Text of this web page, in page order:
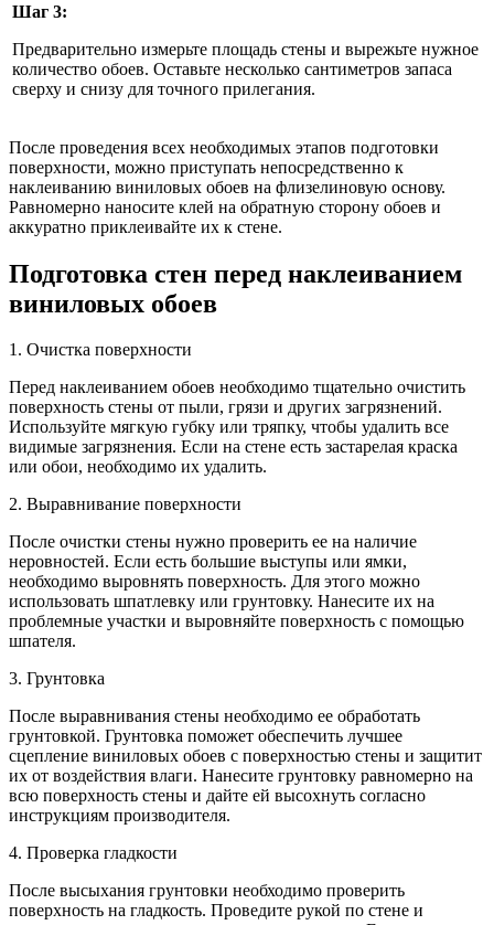
Шаг 3:
Предварительно измерьте площадь стены и вырежьте нужное
количество обоев. Оставьте несколько сантиметров запаса
сверху и снизу для точного прилегания.
После проведения всех необходимых этапов подготовки
поверхности, можно приступать непосредственно к
наклеиванию виниловых обоев на флизелиновую основу.
Равномерно наносите клей на обратную сторону обоев и
аккуратно приклеивайте их к стене.
Подготовка стен перед наклеиванием
виниловых обоев
1. Очистка поверхности
Перед наклеиванием обоев необходимо тщательно очистить
поверхность стены от пыли, грязи и других загрязнений.
Используйте мягкую губку или тряпку, чтобы удалить все
видимые загрязнения. Если на стене есть застарелая краска
или обои, необходимо их удалить.
2. Выравнивание поверхности
После очистки стены нужно проверить ее на наличие
неровностей. Если есть большие выступы или ямки,
необходимо выровнять поверхность. Для этого можно
использовать шпатлевку или грунтовку. Нанесите их на
проблемные участки и выровняйте поверхность с помощью
шпателя.
3. Грунтовка
После выравнивания стены необходимо ее обработать
грунтовкой. Грунтовка поможет обеспечить лучшее
сцепление виниловых обоев с поверхностью стены и защитит
их от воздействия влаги. Нанесите грунтовку равномерно на
всю поверхность стены и дайте ей высохнуть согласно
инструкциям производителя.
4. Проверка гладкости
После высыхания грунтовки необходимо проверить
поверхность на гладкость. Проведите рукой по стене и